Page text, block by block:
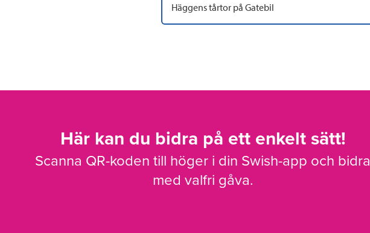
Häggens tårtor på Gatebil
Här kan du bidra på ett enkelt sätt!
Scanna QR-koden till höger i din Swish-app och bidra
med valfri gåva.